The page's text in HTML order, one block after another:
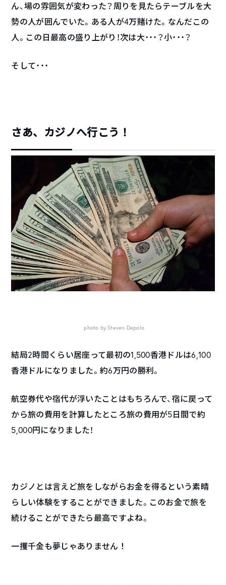
ん、場の雰囲気が変わった？周りを見たらテーブルを大
勢の人が囲んでいた。ある人が4万賭けた。なんだこの
人。この日最高の盛り上がり！次は大・・・？小・・・？
そして・・・
さあ、カジノへ行こう！
photo by Steven Depolo
結局2時間くらい居座って最初の1,500香港ドルは6,100
香港ドルになりました。約6万円の勝利。
航空券代や宿代が浮いたことはもちろんで、宿に戻って
から旅の費用を計算したところ旅の費用が5日間で約
5,000円になりました！
カジノとは言えど旅をしながらお金を得るという素晴
らしい体験をすることができました。このお金で旅を
続けることができたら最高ですよね。
一攫千金も夢じゃありません！